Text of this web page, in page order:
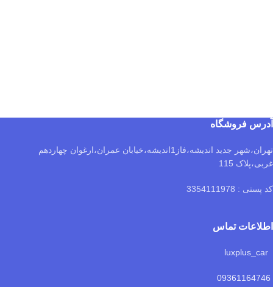
آدرس فروشگاه
تهران،شهر جدید اندیشه،فاز1اندیشه،خیابان عمران،ارغوان چهاردهم
غربی،پلاک 115
کد پستی : 3354111978
اطلاعات تماس
09361164746